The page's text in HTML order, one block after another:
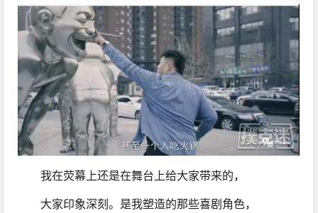
我在荧幕上还是在舞台上给大家带来的，
大家印象深刻。是我塑造的那些喜剧角色，